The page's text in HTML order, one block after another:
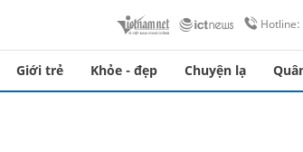
Hotline:
Giới trẻ Khỏe - đẹp Chuyện lạ